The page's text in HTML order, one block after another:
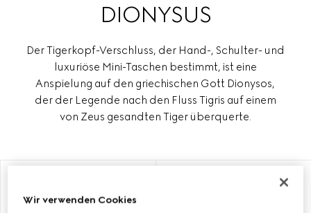
DIONYSUS
Der Tigerkopf-Verschluss, der Hand-, Schulter- und
luxuriöse Mini-Taschen bestimmt, ist eine
Anspielung auf den griechischen Gott Dionysos,
der der Legende nach den Fluss Tigris auf einem
von Zeus gesandten Tiger überquerte.
Wir verwenden Cookies